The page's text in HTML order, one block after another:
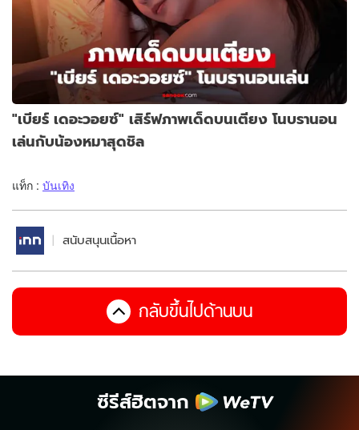
"เบียร์ เดอะวอยซ์" เสิร์ฟภาพเด็ดบนเตียง โนบรานอน
เล่นกับน้องหมาสุดชิล
แท็ก : บันเทิง
สนับสนุนเนื้อหา
กลับขึ้นไปด้านบน
ซีรีส์ฮิตจาก